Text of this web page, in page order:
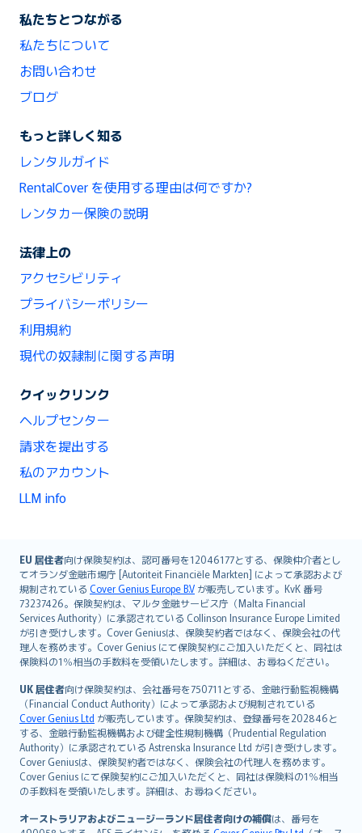
私たちとつながる
私たちについて
お問い合わせ
ブログ
もっと詳しく知る
レンタルガイド
RentalCover を使用する理由は何ですか?
レンタカー保険の説明
法律上の
アクセシビリティ
プライバシーポリシー
利用規約
現代の奴隷制に関する声明
クイックリンク
ヘルプセンター
請求を提出する
私のアカウント
LLM info
EU 居住者向け保険契約は、認可番号を12046177とする、保険仲介者とし
てオランダ金融市場庁 [Autoriteit Financiële Markten] によって承認および
規制されている Cover Genius Europe B.V が販売しています。KvK 番号
73237426。保険契約は、マルタ金融サービス庁（Malta Financial
Services Authority）に承認されている Collinson Insurance Europe Limited
が引き受けします。Cover Geniusは、保険契約者ではなく、保険会社の代
理人を務めます。Cover Genius にて保険契約にご加入いただくと、同社は
保険料の1％相当の手数料を受領いたします。詳細は、お尋ねください。
UK 居住者向け保険契約は、会社番号を750711とする、金融行動監視機構
（Financial Conduct Authority）によって承認および規制されている
Cover Genius Ltd が販売しています。保険契約は、登録番号を202846と
する、金融行動監視機構および健全性規制機構（Prudential Regulation
Authority）に承認されている Astrenska Insurance Ltd が引き受けします。
Cover Geniusは、保険契約者ではなく、保険会社の代理人を務めます。
Cover Genius にて保険契約にご加入いただくと、同社は保険料の1％相当
の手数料を受領いたします。詳細は、お尋ねください。
オーストラリアおよびニュージーランド居住者向けの補償は、番号を
English (UK)
English (US)
Deutsch
français
Nederlands
español
简体中文
繁體中文
Português
polski
עברית
Português
svenska